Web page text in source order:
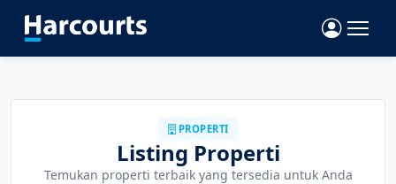
PROPERTI
Listing Properti
Temukan properti terbaik yang tersedia untuk Anda